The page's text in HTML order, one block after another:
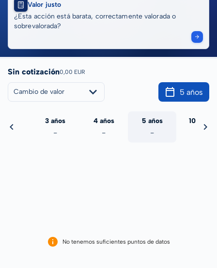
Valor justo
¿Esta acción está barata, correctamente valorada o
sobrevalorada?
Sin cotización0,00 EUR
Cambio de valor 5 años
3 años
-
4 años
-
5 años
-
10 años
No tenemos suficientes puntos de datos